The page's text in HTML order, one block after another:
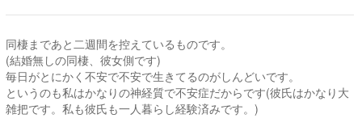
同棲まであと二週間を控えているものです。
(結婚無しの同棲、彼女側です)
毎日がとにかく不安で不安で生きてるのがしんどいです。
というのも私はかなりの神経質で不安症だからです(彼氏はかなり大
雑把です。私も彼氏も一人暮らし経験済みです。)